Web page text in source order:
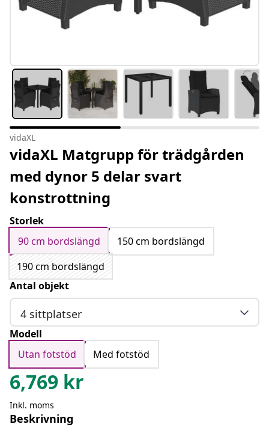
vidaXL
vidaXL Matgrupp för trädgården
med dynor 5 delar svart
konstrottning
Storlek
90 cm bordslängd
150 cm bordslängd
190 cm bordslängd
Antal objekt
4 sittplatser
Modell
Utan fotstöd
Med fotstöd
6,769 kr
Inkl. moms
Beskrivning